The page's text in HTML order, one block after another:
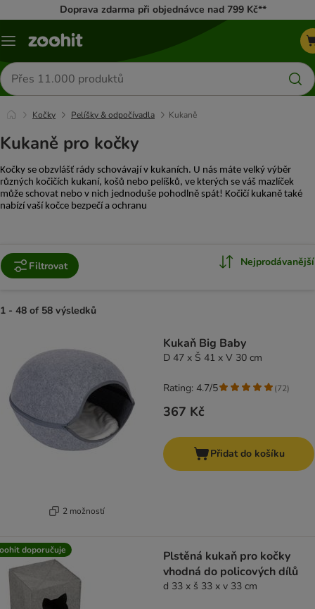
Doprava zdarma při objednávce nad 799 Kč**
Menu
Hledat
produkty
Kočky Pelíšky & odpočívadla Kukaně
Kukaně pro kočky
Kočky se obzvlášť rády schovávají v kukaních. U nás máte velký výběr
různých kočičích kukaní, košů nebo pelíšků, ve kterých se váš mazlíček
může schovat nebo v nich jednoduše pohodlně spát! Kočičí kukaně také
nabízí vaší kočce bezpečí a ochranu
Filtrovat Nejprodávanější
1 - 48 of 58 výsledků
2 možností
Kukaň Big Baby
D 47 x Š 41 x V 30 cm
367 Kč
Rating: 4.7/5 (72)
Přidat do košíku
doporučuje
Plstěná kukaň pro kočky
vhodná do policových dílů
d 33 x š 33 x v 33 cm